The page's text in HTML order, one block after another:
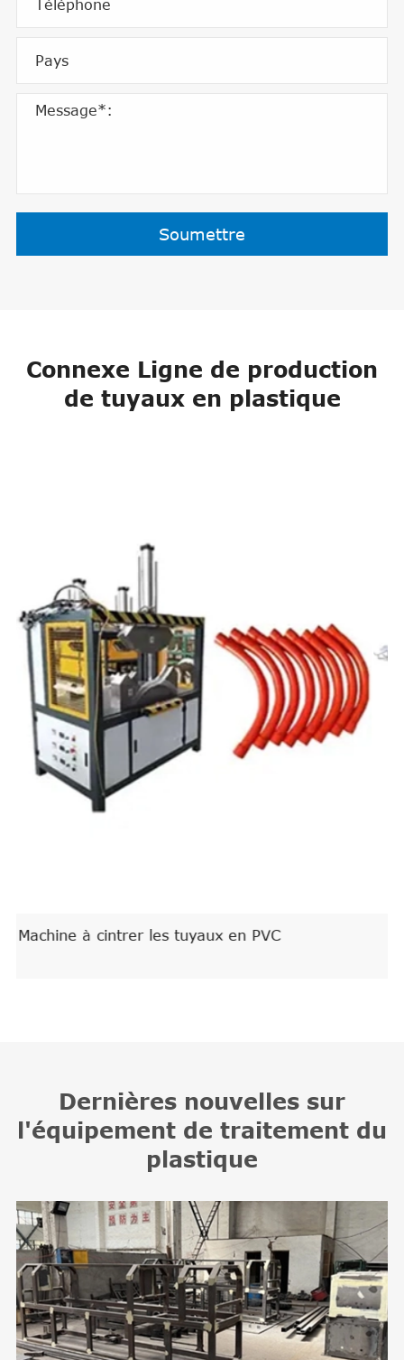
Soumettre
Connexe Ligne de production
de tuyaux en plastique
Ligne de production de tuyau de PVC
Dernières nouvelles sur
l'équipement de traitement du
plastique